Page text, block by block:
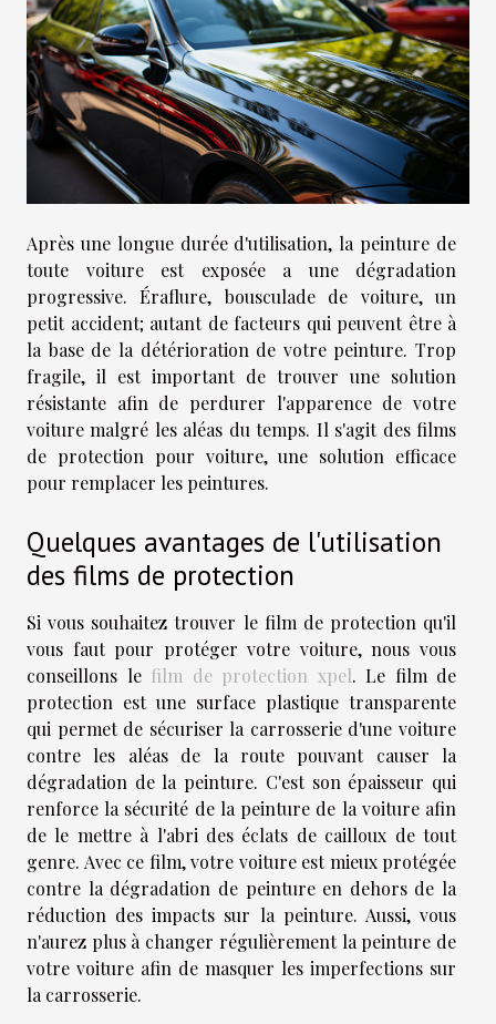
Après une longue durée d'utilisation, la peinture de
toute voiture est exposée a une dégradation
progressive. Éraflure, bousculade de voiture, un
petit accident; autant de facteurs qui peuvent être à
la base de la détérioration de votre peinture. Trop
fragile, il est important de trouver une solution
résistante afin de perdurer l'apparence de votre
voiture malgré les aléas du temps. Il s'agit des films
de protection pour voiture, une solution efficace
pour remplacer les peintures.
Quelques avantages de l'utilisation
des films de protection
Si vous souhaitez trouver le film de protection qu'il
vous faut pour protéger votre voiture, nous vous
conseillons le film de protection xpel. Le film de
protection est une surface plastique transparente
qui permet de sécuriser la carrosserie d'une voiture
contre les aléas de la route pouvant causer la
dégradation de la peinture. C'est son épaisseur qui
renforce la sécurité de la peinture de la voiture afin
de le mettre à l'abri des éclats de cailloux de tout
genre. Avec ce film, votre voiture est mieux protégée
contre la dégradation de peinture en dehors de la
réduction des impacts sur la peinture. Aussi, vous
n'aurez plus à changer régulièrement la peinture de
votre voiture afin de masquer les imperfections sur
la carrosserie.